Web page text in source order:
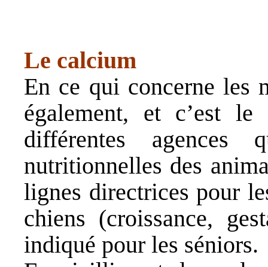
Le calcium
En ce qui concerne les
également, et c’est
différentes agences
nutritionnelles des
lignes directrices pour
chiens (croissance,
indiqué pour les séniors.